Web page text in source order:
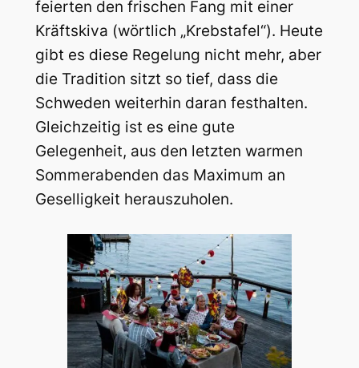
feierten den frischen Fang mit einer
Kräftskiva (wörtlich „Krebstafel“). Heute
gibt es diese Regelung nicht mehr, aber
die Tradition sitzt so tief, dass die
Schweden weiterhin daran festhalten.
Gleichzeitig ist es eine gute
Gelegenheit, aus den letzten warmen
Sommerabenden das Maximum an
Geselligkeit herauszuholen.